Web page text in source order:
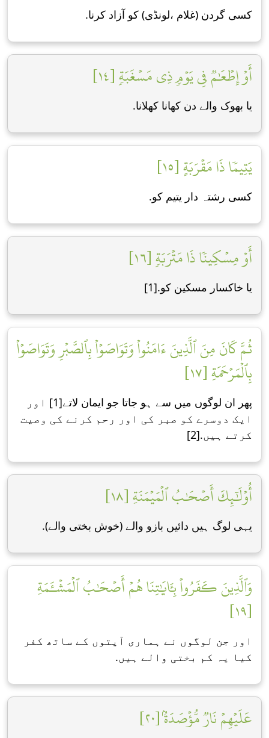
کسی گردن (غلام ،لونڈی) کو آزاد کرنا.
أَوۡ إِطۡعَٰمٞ فِي يَوۡمٖ ذِي مَسۡغَبَةٖ [١٤]
یا بھوک والے دن کھانا کھلانا.
يَتِيمٗا ذَا مَقۡرَبَةٍ [١٥]
کسی رشتہ دار یتیم کو.
أَوۡ مِسۡكِينٗا ذَا مَتۡرَبَةٖ [١٦]
یا خاکسار مسکین کو.[1]
ثُمَّ كَانَ مِنَ ٱلَّذِينَ ءَامَنُواْ وَتَوَاصَوۡاْ بِٱلصَّبۡرِ وَتَوَاصَوۡاْ
بِٱلۡمَرۡحَمَةِ [١٧]
پھر ان لوگوں میں سے ہو جاتا جو ایمان ﻻتے[1] اور
ایک دوسرے کو صبر کی اور رحم کرنے کی وصیت
کرتے ہیں.[2]
أُوْلَٰٓئِكَ أَصۡحَٰبُ ٱلۡمَيۡمَنَةِ [١٨]
یہی لوگ ہیں دائیں بازو والے (خوش بختی والے).
وَٱلَّذِينَ كَفَرُواْ بِـَٔايَٰتِنَا هُمۡ أَصۡحَٰبُ ٱلۡمَشۡـَٔمَةِ
[١٩]
اور جن لوگوں نے ہماری آیتوں کے ساتھ کفر
کیا یہ کم بختی والے ہیں.
عَلَيۡهِمۡ نَارٞ مُّؤۡصَدَةُۢ [٢٠]